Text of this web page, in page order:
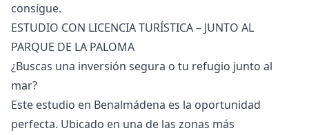
‌consigue.
ESTUDIO CON LICENCIA TURÍSTICA – JUNTO AL
PARQUE DE LA PALOMA
¿Buscas una inversión segura o tu refugio junto al
mar?
Este estudio en Benalmádena es la oportunidad
perfecta. Ubicado en una de las zonas más